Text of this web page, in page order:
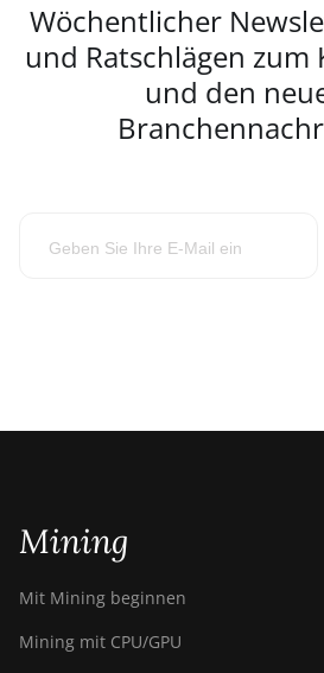
Wöchentlicher
und Ratschlägen
und den
Mining
Mit Mining beginnen
Mining mit CPU/GPU